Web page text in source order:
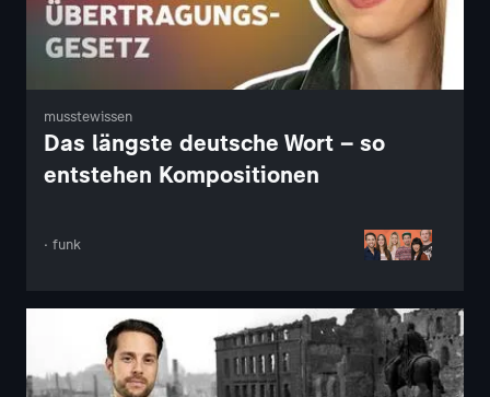
musstewissen
Das längste deutsche Wort – so
entstehen Kompositionen
· funk